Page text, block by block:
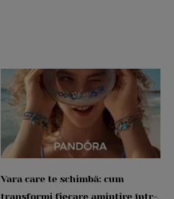
Vara care te schimbă: cum